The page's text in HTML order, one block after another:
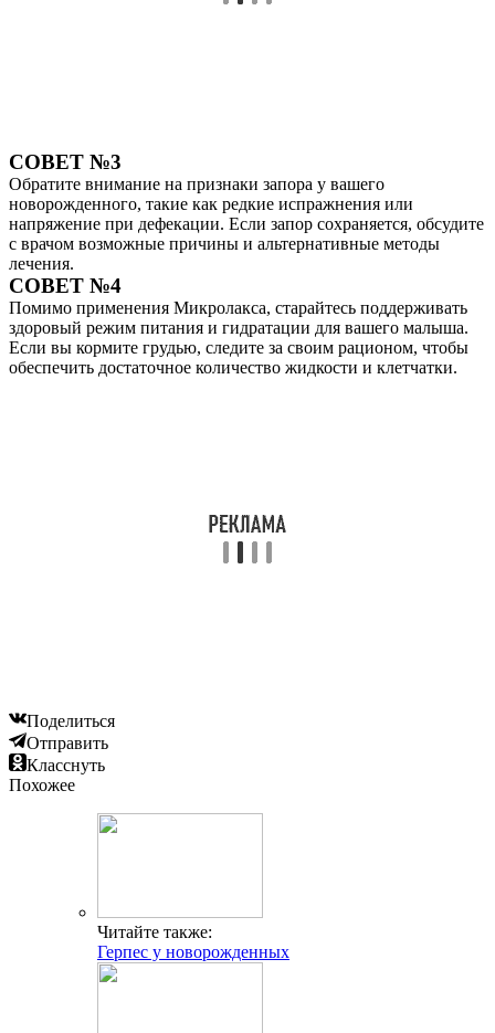
СОВЕТ №3
Обратите внимание на признаки запора у вашего
новорожденного, такие как редкие испражнения или
напряжение при дефекации. Если запор сохраняется, обсудите
с врачом возможные причины и альтернативные методы
лечения.
СОВЕТ №4
Помимо применения Микролакса, старайтесь поддерживать
здоровый режим питания и гидратации для вашего малыша.
Если вы кормите грудью, следите за своим рационом, чтобы
обеспечить достаточное количество жидкости и клетчатки.
Поделиться
Отправить
Класснуть
Похожее
Читайте также:
Герпес у новорожденных